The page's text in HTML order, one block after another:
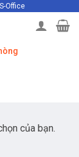
Office
của bạn.